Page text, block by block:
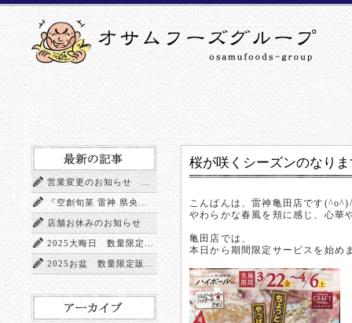
営業変更のお知らせ ...
『空創旬菜 雷神 県央...
店舗お休みのお知らせ
2025大晦日 数量限定...
2025お盆 数量限定販...
桜が咲くシーズンのなり
こんばんは、雷神亀田店です(^o^)/
やわらかな春風を頬に感じ、心華
亀田店では、
本日から期間限定サービスを始め